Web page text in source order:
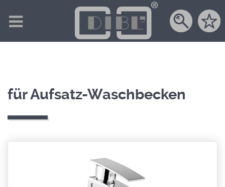
für Aufsatz-Waschbecken